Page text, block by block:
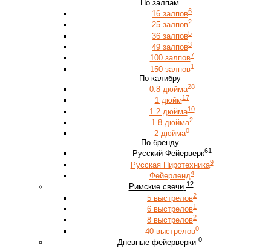
По залпам
16 залпов6
25 залпов2
36 залпов5
49 залпов3
100 залпов7
150 залпов1
По калибру
0.8 дюйма28
1 дюйм17
1.2 дюйма10
1.8 дюйма2
2 дюйма0
По бренду
Русский Фейерверк61
Русская Пиротехника9
Фейерленд4
Римские свечи 12
5 выстрелов2
6 выстрелов1
8 выстрелов2
40 выстрелов0
Дневные фейерверки 0